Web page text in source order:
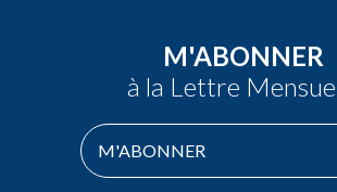
M'ABONNER
à la Lettre
M'ABONNER